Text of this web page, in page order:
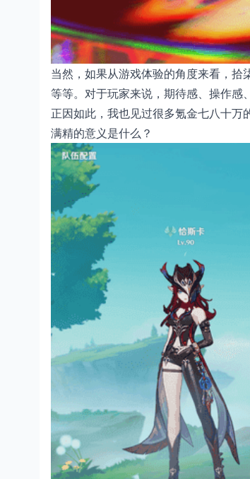
当然，如果从游戏体验的角度来看，
等等。对于玩家来说，期待感、操作感
正因如此，我也见过很多氪金七八十
满精的意义是什么？